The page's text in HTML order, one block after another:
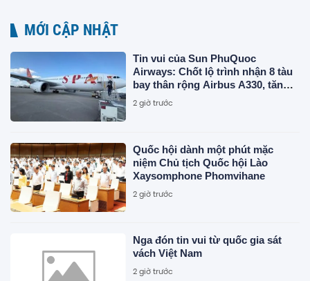
MỚI CẬP NHẬT
Tin vui của Sun PhuQuoc
Airways: Chốt lộ trình nhận 8 tàu
bay thân rộng Airbus A330, tăng
tốc vươn ra thế giới
2 giờ trước
Quốc hội dành một phút mặc
niệm Chủ tịch Quốc hội Lào
Xaysomphone Phomvihane
2 giờ trước
Nga đón tin vui từ quốc gia sát
vách Việt Nam
2 giờ trước